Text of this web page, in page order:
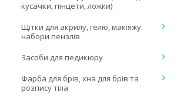
кусачки, пінцети, ложки)
Щітки для акрилу, гелю, макіяжу.
набори пензлів
Засоби для педикюру
Фарба для брів, хна для брів та
розпису тіла